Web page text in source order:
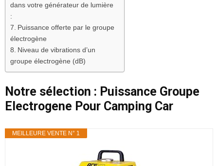
dans votre générateur de lumière
:
Puissance offerte par le groupe
électrogène
Niveau de vibrations d’un
groupe électrogène (dB)
Notre sélection : Puissance Groupe
Electrogene Pour Camping Car
MEILLEURE VENTE N° 1